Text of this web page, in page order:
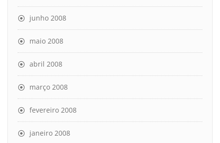
junho 2008
maio 2008
abril 2008
março 2008
fevereiro 2008
janeiro 2008